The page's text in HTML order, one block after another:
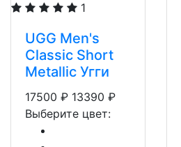
1
UGG Men's
Classic Short
Metallic Угги
17500 ₽ 13390 ₽
Выберите цвет: